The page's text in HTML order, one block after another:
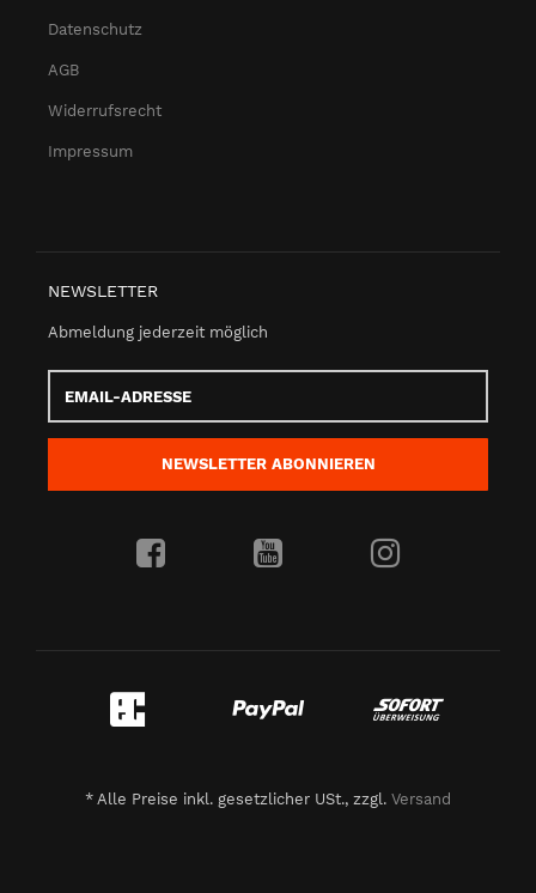
Datenschutz
AGB
Widerrufsrecht
Impressum
NEWSLETTER
Abmeldung jederzeit möglich
Adresse
NEWSLETTER ABONNIEREN
* Alle Preise inkl. gesetzlicher USt., zzgl. Versand